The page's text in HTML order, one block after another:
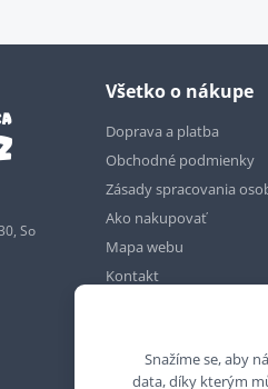
So
Všetko o nákupe
Doprava a platba
Obchodné podmienky
Zásady spracovania
Ako nakupovať
Mapa webu
Kontakt
Snažíme se, aby
data, díky kterým